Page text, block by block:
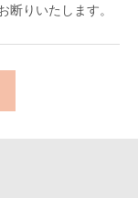
りいたします。